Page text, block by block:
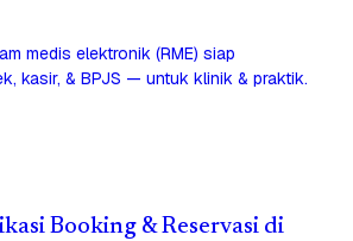
medis elektronik (RME) siap
kasir, & BPJS — untuk klinik & praktik.
Booking & Reservasi di